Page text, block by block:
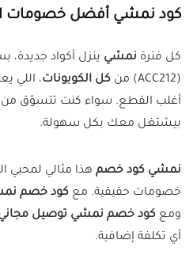
كود نمشي أفضل خصومات
كل فترة نمشي ينزل أكواد جديدة،
(ACC212) من
كل الكوبونات، اللي
أغلب القطع. سواء كنت تتسوّق من
بيشتغل معك بكل سهولة.
نمشي كود خصم هذا مثالي لمحبي
خصومات حقيقية. مع كود خصم
ومع كود خصم نمشي توصيل
أي تكلفة إضافية.